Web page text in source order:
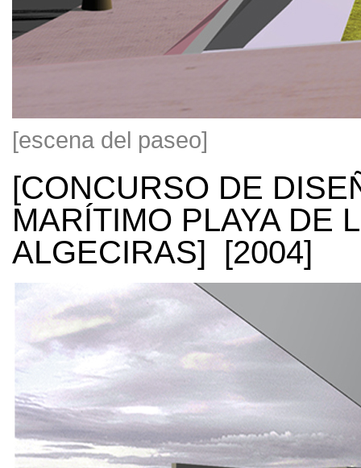
[escena del paseo]
[CONCURSO DE
MARÍTIMO PLAYA DE
ALGECIRAS] [2004]